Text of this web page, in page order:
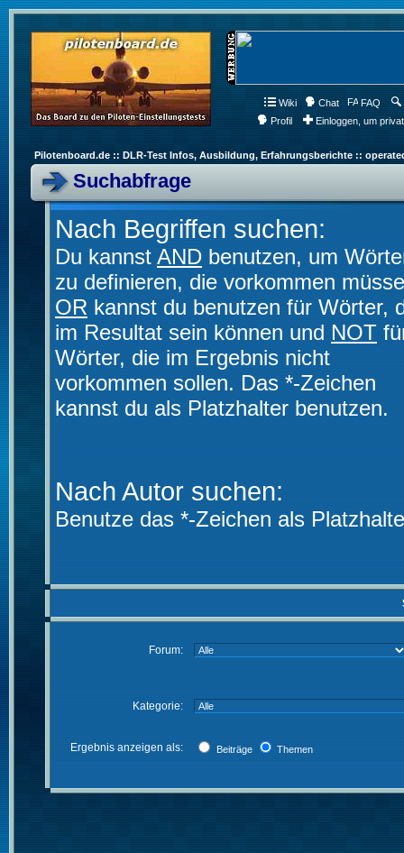
Wiki Chat FAQ
Profil
Einloggen, um
Pilotenboard.de :: DLR-Test Infos, Ausbildung, Erfahrungsberichte ::
Suchabfrage
Nach Begriffen suchen:
Du kannst AND benutzen, um
zu definieren, die vorkommen
OR kannst du benutzen für Wörter,
im Resultat sein können und NOT
Wörter, die im Ergebnis nicht
vorkommen sollen. Das *-Zeichen
kannst du als Platzhalter benutzen.
Nach Autor suchen:
Benutze das *-Zeichen als
Forum:
Kategorie:
Ergebnis anzeigen als: Beiträge Themen